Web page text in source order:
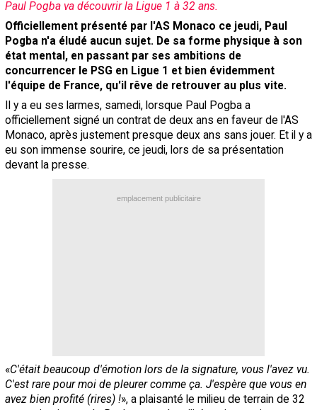
Paul Pogba va découvrir la Ligue 1 à 32 ans.
Officiellement présenté par l'AS Monaco ce jeudi, Paul
Pogba n'a éludé aucun sujet. De sa forme physique à son
état mental, en passant par ses ambitions de
concurrencer le PSG en Ligue 1 et bien évidemment
l'équipe de France, qu'il rêve de retrouver au plus vite.
Il y a eu ses larmes, samedi, lorsque Paul Pogba a
officiellement signé un contrat de deux ans en faveur de l'AS
Monaco, après justement presque deux ans sans jouer. Et il y a
eu son immense sourire, ce jeudi, lors de sa présentation
devant la presse.
emplacement publicitaire
«C'était beaucoup d'émotion lors de la signature, vous l'avez vu.
C'est rare pour moi de pleurer comme ça. J'espère que vous en
avez bien profité (rires) !», a plaisanté le milieu de terrain de 32
Contact / Signaler un bug
Recrutement Maxifoot
Mentions légales
site web Maxifoot.fr